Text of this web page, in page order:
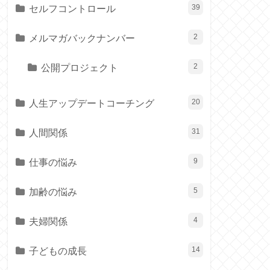
セルフコントロール 39
メルマガバックナンバー 2
公開プロジェクト 2
人生アップデートコーチング 20
人間関係 31
仕事の悩み 9
加齢の悩み 5
夫婦関係 4
子どもの成長 14